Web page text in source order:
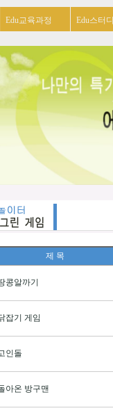
Edu교육과정 Edu스터
제 목
콩알까기
잡기 게임
인돌
아온 방구맨